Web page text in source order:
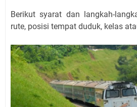
Berikut syarat dan langkah-
rute, posisi tempat duduk, kelas